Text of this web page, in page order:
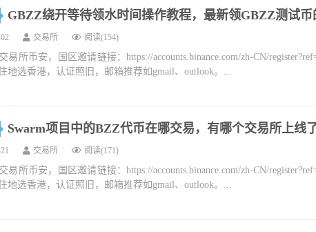
GBZZ绕开等待领水时间操作教程，最新领GBZZ测试币
交易所 阅读(154)
易所币安，国区邀请链接：https://accounts.binance.com/zh-CN/
地选香港，认证照旧，邮箱推荐如gmail、outlook。...
Swarm项目中的BZZ代币在哪交易，有哪个交易所上线
交易所 阅读(171)
易所币安，国区邀请链接：https://accounts.binance.com/zh-CN/
地选香港，认证照旧，邮箱推荐如gmail、outlook。...